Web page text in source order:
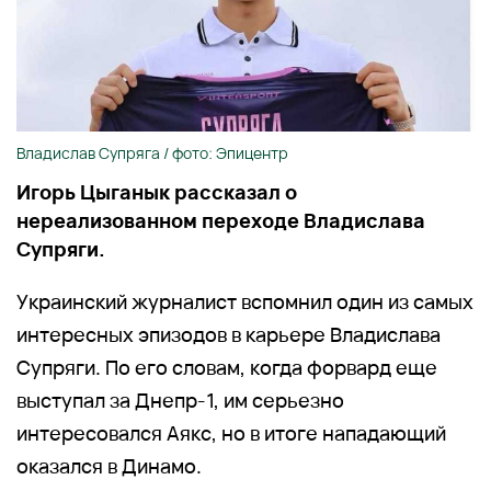
Владислав Супряга / фото: Эпицентр
Игорь Цыганык рассказал о
нереализованном переходе Владислава
Супряги.
Украинский журналист вспомнил один из самых
интересных эпизодов в карьере Владислава
Супряги. По его словам, когда форвард еще
выступал за Днепр-1, им серьезно
интересовался Аякс, но в итоге нападающий
оказался в Динамо.